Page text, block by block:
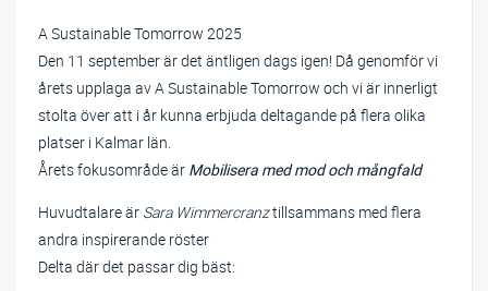
A Sustainable Tomorrow 2025
Den 11 september är det äntligen dags igen! Då genomför vi
årets upplaga av A Sustainable Tomorrow och vi är innerligt
stolta över att i år kunna erbjuda deltagande på flera olika
platser i Kalmar län.
Årets fokusområde är Mobilisera med mod och mångfald
Huvudtalare är Sara Wimmercranztillsammans med flera
andra inspirerande röster
Delta där det passar dig bäst: